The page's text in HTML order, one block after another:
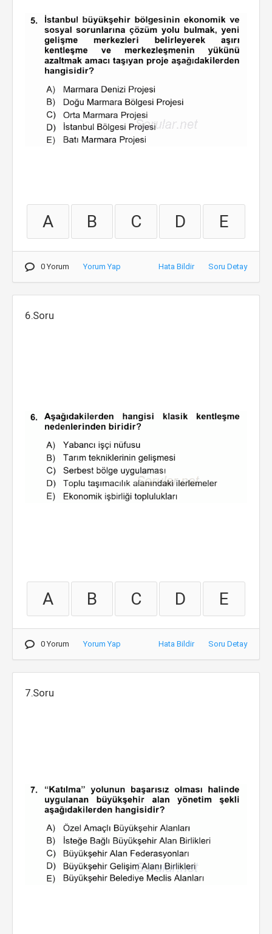
A B C D E
0 Yorum Yorum Yap Hata Bildir Soru Detay
6.Soru
A B C D E
0 Yorum Yorum Yap Hata Bildir Soru Detay
7.Soru